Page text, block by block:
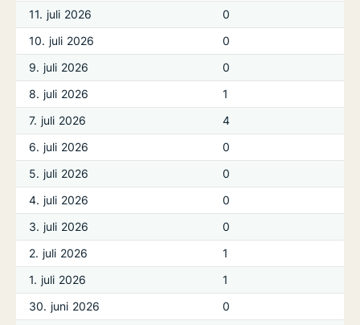
11. juli 2026
0
10. juli 2026
0
9. juli 2026
0
8. juli 2026
1
7. juli 2026
4
6. juli 2026
0
5. juli 2026
0
4. juli 2026
0
3. juli 2026
0
2. juli 2026
1
1. juli 2026
1
30. juni 2026
0